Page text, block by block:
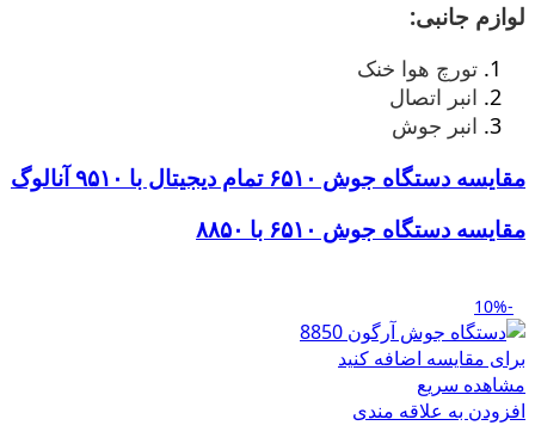
لوازم جانبی:
تورچ هوا خنک
انبر اتصال
انبر جوش
مقایسه دستگاه جوش ۶۵۱۰ تمام دیجیتال با ۹۵۱۰ آنالوگ
مقایسه دستگاه جوش ۶۵۱۰ با ۸۸۵۰
-10%
برای مقایسه اضافه کنید
مشاهده سریع
افزودن به علاقه مندی